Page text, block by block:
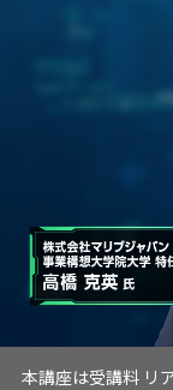
本講座は受講料 リ